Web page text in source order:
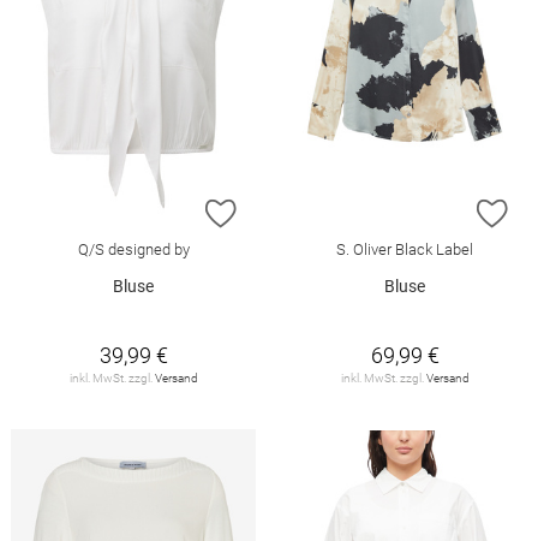
ZUR WUNSCHLISTE HINZUFÜGEN
Q/S designed by
Bluse
39,99 €
inkl. MwSt. zzgl. Versand
S. Oliver Black Label
Bluse
69,99 €
inkl. MwSt. zzgl. Versand